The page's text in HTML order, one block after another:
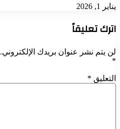
يناير 1, 2026
اترك تعليقاً
لن يتم نشر عنوان بريدك الإلكتروني.
*
التعليق *